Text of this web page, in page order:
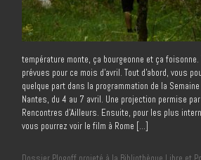
température monte, ça bourgeonne et ça
prévues pour ce mois d’avril. Tout d’abord, vous
quelque part dans la programmation de la
Nantes, du 4 au 7 avril. Une projection permise
Rencontres d’Ailleurs. Ensuite, pour les plus
vous pourrez voir le film à Rome […]